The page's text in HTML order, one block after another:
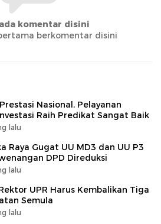
komentar disini
berkomentar disini
Nasional, Pelayanan
Raih Predikat Sangat Baik
lalu
Raya Gugat UU MD3 dan UU P3
DPD Direduksi
lalu
UPR Harus Kembalikan Tiga
Semula
lalu